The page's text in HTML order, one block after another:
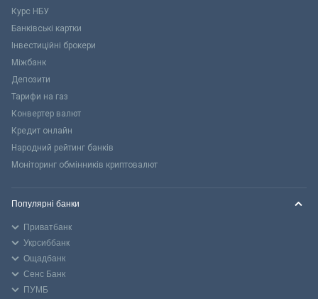
Курс НБУ
Банківські картки
Інвестиційні брокери
Міжбанк
Депозити
Тарифи на газ
Конвертер валют
Кредит онлайн
Народний рейтинг банків
Моніторинг обмінників криптовалют
Популярні банки
Приватбанк
Укрсиббанк
Ощадбанк
Сенс Банк
ПУМБ